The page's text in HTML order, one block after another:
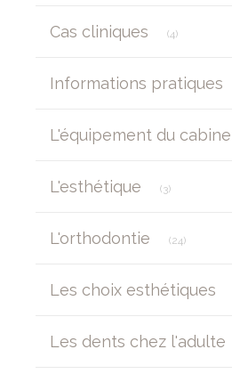
Cas cliniques (4)
Informations pratiques
L'équipement du
L'esthétique (3)
L'orthodontie (24)
Les choix esthétiques
Les dents chez l'adulte